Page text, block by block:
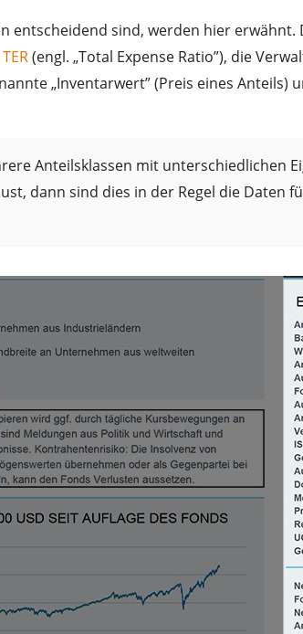
entscheidend sind, werden hier
(engl. „Total Expense Ratio”), die
„Inventarwert” (Preis eines Anteils)
Anteilsklassen mit unterschiedlichen
dann sind dies in der Regel die Daten